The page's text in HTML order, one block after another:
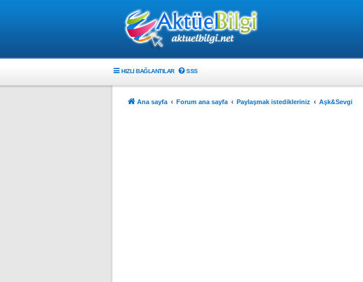
HIZLI BAĞLANTILAR SSS
Ana sayfa Forum ana sayfa Paylaşmak istedikleriniz Aşk&Sevgi